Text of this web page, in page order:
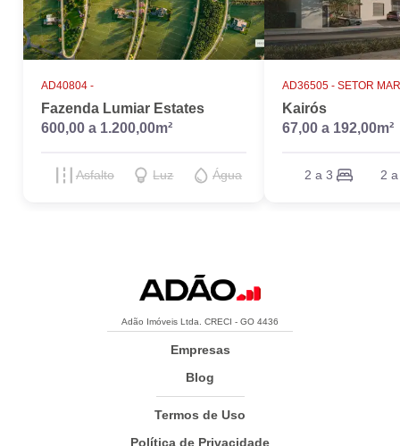
AD40804 -
Fazenda Lumiar Estates
600,00 a 1.200,00m²
Asfalto Luz Água
AD36505 - SETOR
Kairós
67,00 a 192,00m²
2 a 3 2
Adão Imóveis Ltda. CRECI - GO 4436
Empresas
Blog
Termos de Uso
Política de Privacidade